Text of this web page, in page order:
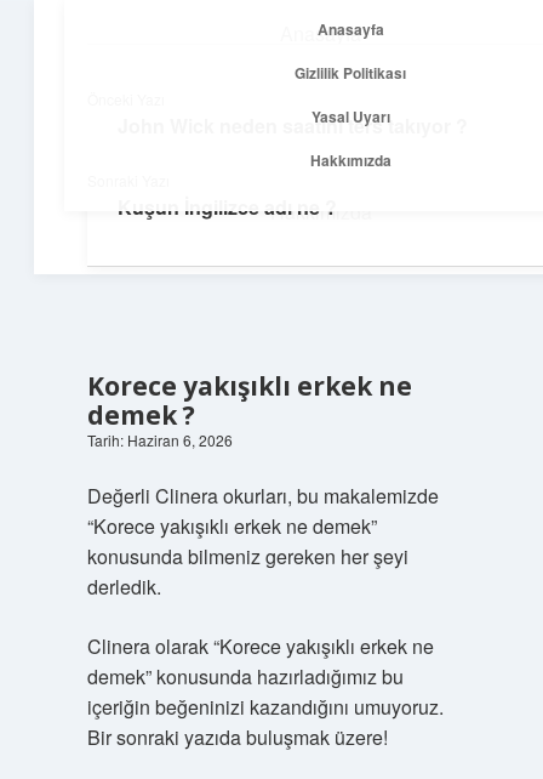
Anasayfa
Yasal Uyarı
Hakkımızda
Temiz Fikir Pınarı
Korece yakışıklı erkek ne
demek ?
Tarih: Haziran 6, 2026
Değerli Clinera okurları, bu makalemizde
“Korece yakışıklı erkek ne demek”
konusunda bilmeniz gereken her şeyi
derledik.
Clinera olarak “Korece yakışıklı erkek ne
demek” konusunda hazırladığımız bu
içeriğin beğeninizi kazandığını umuyoruz.
Bir sonraki yazıda buluşmak üzere!
John Wick neden saatini ters takıyor ?
Kuşun İngilizce adı ne ?
Anasayfa
Gizlilik Politikası
Yasal Uyarı
Hakkımızda